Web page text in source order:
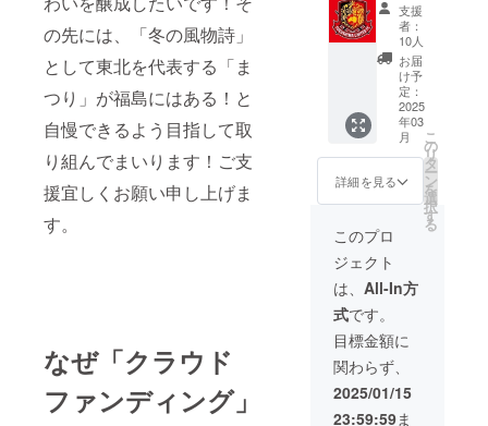
の先には、「冬の風物詩」
として東北を代表する「ま
つり」が福島にはある！と
自慢できるよう目指して取
り組んでまいります！ご支
援宜しくお願い申し上げま
す。
なぜ「クラウド
ファンディング」
届けの
リター
ンに貼
付され
たラベ
ルや注
意書き
をご確
認くだ
さい。
【手作
りわら
じ】 今
回はじ
めて
「暁ま
いり福
男福女
競走」
で奉納
するわ
らじを
返礼品
用に少
「保存
方法、
消費期
限もし
くは賞
味期
限、原
料、主
原料の
原産
地、添
レル
示」に
ついて
材料及
び添加
物等の
食品表
示はお
スを提
供しま
す。 ・
名称：
リンゴ
ジュー
ス ・内
容量：1
200ml
を3本
器：瓶
方法、
消費期
限もし
くは賞
味期
限、原
料、主
原料の
イン】
全選手
のサイ
ン入り
色紙
（2025
シーズ
ンのメ
ンバー
を予
定）
ゴ
ジュー
ス】 福
島ユナ
イテッ
ドFCと
コラボ
レー
ショ
ン！
チーム
が運営
支援
者：
10人
お届
け予
定：
2025
年03
月
詳細を見る
こ
の
リ
タ
ー
ン
を
選
択
す
る
このプロ
ジェクト
は、 All-In方
式です。
目標金額に
関わらず、
2025/01/15
23:59:59ま